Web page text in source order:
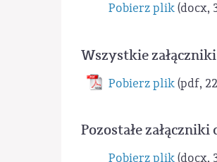
Pobierz plik(docx,
Wszystkie
Pobierz plik(pdf,
Pozostałe
Pobierz plik(docx,